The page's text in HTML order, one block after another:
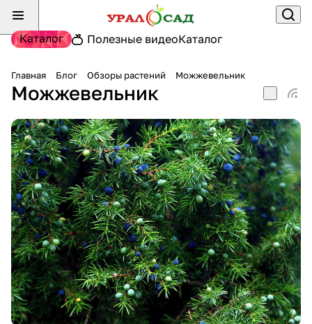
Каталог Полезные видеоКаталог
Главная Блог Обзоры растений Можжевельник
Можжевельник